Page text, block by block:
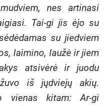
nes artinasi
Tai-gi jis ėjo su
su jiedviem
laimino, laužė ir jiem
atsivėrė ir juodu
iš jųdviejų akių.
vienas kitam: Ar-gi